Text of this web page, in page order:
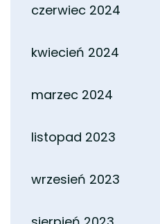
czerwiec 2024
kwiecień 2024
marzec 2024
listopad 2023
wrzesień 2023